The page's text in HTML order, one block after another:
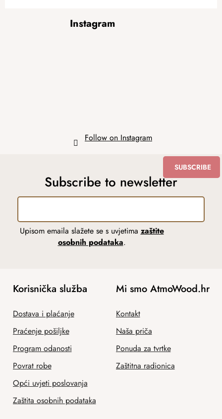
Instagram
Follow on Instagram
Subscribe to newsletter
Upisom emaila slažete se s uvjetima zaštite
osobnih podataka.
SUBSCRIBE
Korisnička služba
Dostava i plaćanje
Praćenje pošiljke
Program odanosti
Povrat robe
Opći uvjeti poslovanja
Zaštita osobnih podataka
Mi smo AtmoWood.hr
Kontakt
Naša priča
Ponuda za tvrtke
Zaštitna radionica